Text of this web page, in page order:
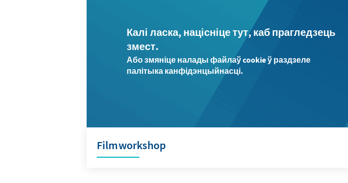
Калі ласка, націсніце тут, каб прагледзець
змест.
Або змяніце налады файлаў cookie ў раздзеле
палітыка канфідэнцыйнасці.
Filmworkshop